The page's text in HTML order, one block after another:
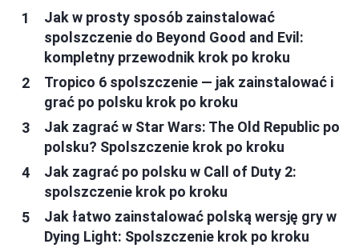
Jak w prosty sposób zainstalować
spolszczenie do Beyond Good and Evil:
kompletny przewodnik krok po kroku
Tropico 6 spolszczenie — jak zainstalować i
grać po polsku krok po kroku
Jak zagrać w Star Wars: The Old Republic po
polsku? Spolszczenie krok po kroku
Jak zagrać po polsku w Call of Duty 2:
spolszczenie krok po kroku
Jak łatwo zainstalować polską wersję gry w
Dying Light: Spolszczenie krok po kroku